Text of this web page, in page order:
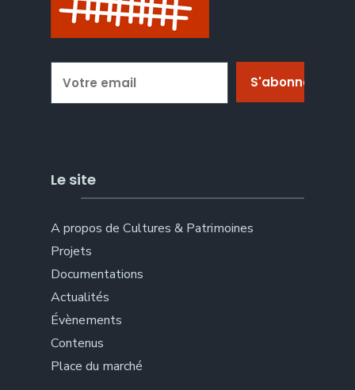
Le site
A propos de Cultures & Patrimoines
Projets
Documentations
Actualités
Évènements
Contenus
Place du marché